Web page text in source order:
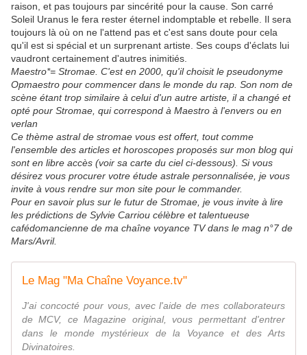
raison, et pas toujours par sincérité pour la cause. Son carré
Soleil Uranus le fera rester éternel indomptable et rebelle. Il sera
toujours là où on ne l'attend pas et c'est sans doute pour cela
qu'il est si spécial et un surprenant artiste. Ses coups d'éclats lui
vaudront certainement d'autres inimitiés.
Maestro*= Stromae. C'est en 2000, qu'il choisit le pseudonyme
Opmaestro pour commencer dans le monde du rap. Son nom de
scène étant trop similaire à celui d'un autre artiste, il a changé et
opté pour Stromae, qui correspond à Maestro à l'envers ou en
verlan
Ce thème astral de stromae vous est offert, tout comme
l'ensemble des articles et horoscopes proposés sur mon blog qui
sont en libre accès (voir sa carte du ciel ci-dessous). Si vous
désirez vous procurer votre étude astrale personnalisée, je vous
invite à vous rendre sur mon site pour le commander.
Pour en savoir plus sur le futur de Stromae, je vous invite à lire
les prédictions de Sylvie Carriou célèbre et talentueuse
cafédomancienne de ma chaîne voyance TV dans le mag n°7 de
Mars/Avril.
Le Mag "Ma Chaîne Voyance.tv"
J'ai concocté pour vous, avec l'aide de mes collaborateurs
de MCV, ce Magazine original, vous permettant d'entrer
dans le monde mystérieux de la Voyance et des Arts
Divinatoires.